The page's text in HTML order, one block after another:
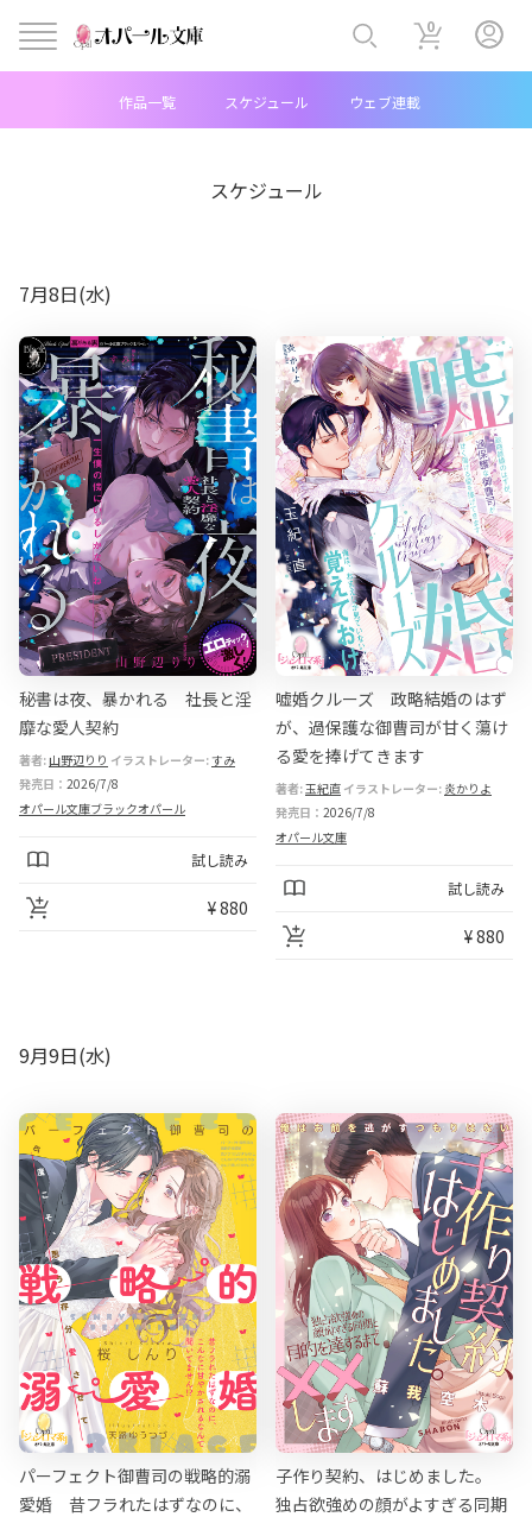
中
メ
ニ
ュ
ー
文
庫
作品一覧 スケジュール ウェブ連載
0
スケジュール
7月8日(水)
秘書は夜、暴かれる 社長と淫
靡な愛人契約
著者:山野辺りり イラストレーター:すみ
発売日： 2026/7/8
オパール文庫ブラックオパール
試し読み
¥ 880
嘘婚クルーズ 政略結婚のはず
が、過保護な御曹司が甘く蕩け
る愛を捧げてきます
著者:玉紀直 イラストレーター: 炎かりよ
発売日： 2026/7/8
オパール文庫
試し読み
¥ 880
9月9日(水)
パーフェクト御曹司の戦略的溺
愛婚 昔フラれたはずなのに、
子作り契約、はじめました。
独占欲強めの顔がよすぎる同期